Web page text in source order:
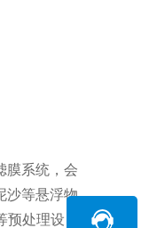
膜系统，会
沙等悬浮物
预处理设